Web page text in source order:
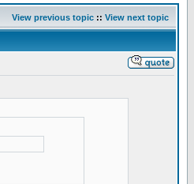
View previous topic :: View next topic